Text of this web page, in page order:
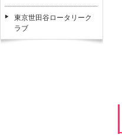
東京世田谷ロータリーク
ラブ